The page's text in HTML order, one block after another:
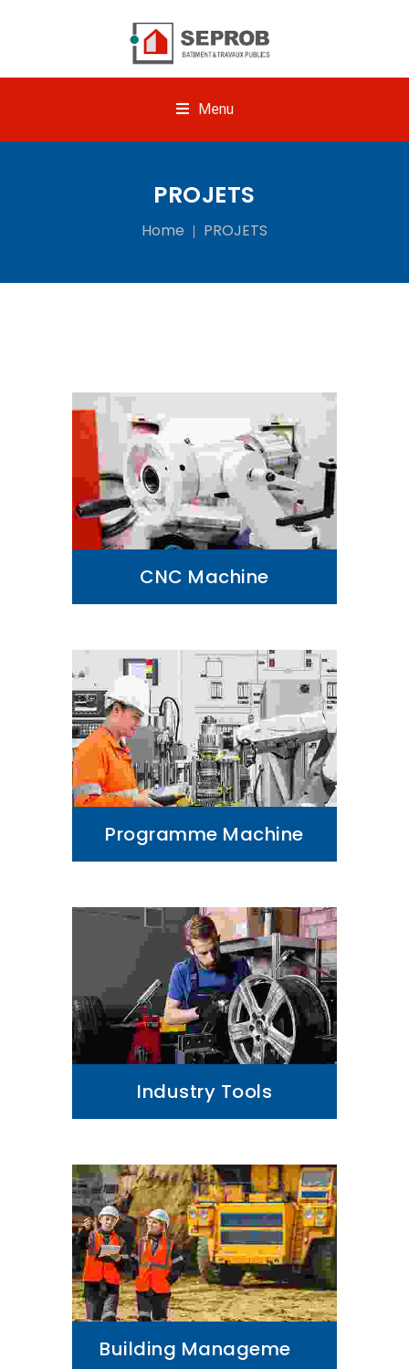
Menu
PROJETS
Home PROJETS
CNC Machine
Programme Machine
Industry Tools